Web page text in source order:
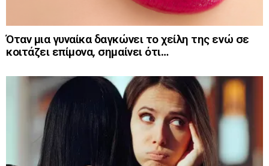
Όταν μια γυναίκα δαγκώνει το χείλη της ενώ σε
κοιτάζει επίμονα, σημαίνει ότι…